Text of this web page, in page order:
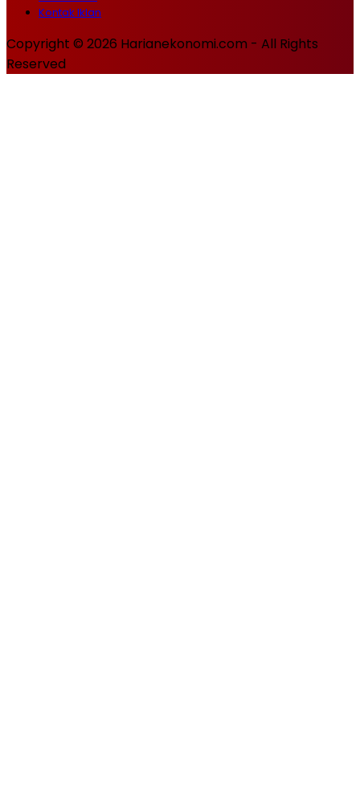
Kontak Iklan
Copyright © 2026 Harianekonomi.com - All Rights
Reserved